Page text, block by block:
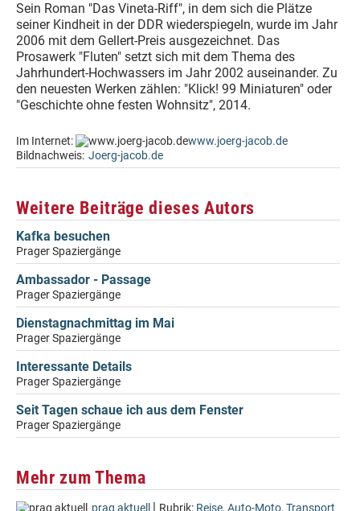
Sein Roman "Das Vineta-Riff", in dem sich die Plätze
seiner Kindheit in der DDR wiederspiegeln, wurde im Jahr
2006 mit dem Gellert-Preis ausgezeichnet. Das
Prosawerk "Fluten" setzt sich mit dem Thema des
Jahrhundert-Hochwassers im Jahr 2002 auseinander. Zu
den neuesten Werken zählen: "Klick! 99 Miniaturen" oder
"Geschichte ohne festen Wohnsitz", 2014.
Im Internet:
www.joerg-jacob.de
Bildnachweis: Joerg-jacob.de
Weitere Beiträge dieses Autors
Kafka besuchen
Prager Spaziergänge
Ambassador - Passage
Prager Spaziergänge
Dienstagnachmittag im Mai
Prager Spaziergänge
Interessante Details
Prager Spaziergänge
Seit Tagen schaue ich aus dem Fenster
Prager Spaziergänge
Mehr zum Thema
prag aktuell | Rubrik: Reise, Auto-Moto, Transport